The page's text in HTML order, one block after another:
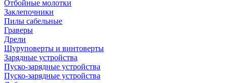
Отбойные молотки
Заклепочники
Пилы сабельные
Граверы
Дрели
Шуруповерты и винтоверты
Зарядные устройства
Пуско-зарядные устройства
Пуско-зарядные устройства